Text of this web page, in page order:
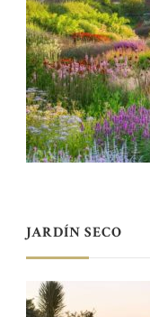
JARDÍN SECO